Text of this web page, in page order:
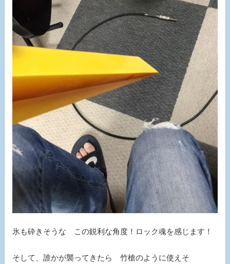
氷も砕きそうな この鋭利な角度！ロック魂を感じます！
そして、誰かが襲ってきたら 竹槍のように使えそ